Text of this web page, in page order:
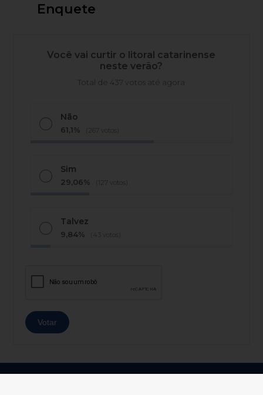
Enquete
Você vai curtir o litoral catarinense
neste verão?
Total de 437 votos até agora
Não
61,1% (267 votos)
Sim
29,06% (127 votos)
Talvez
9,84% (43 votos)